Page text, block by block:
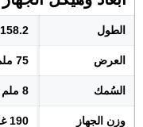
الطول 158.2 ملم
العرض 75 ملم
السُمك 8 ملم
وزن الجهاز 190 غرام